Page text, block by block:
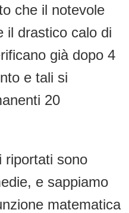
che il notevole
il drastico calo di
già dopo 4
e tali si
20
riportati sono
e sappiamo
matematica